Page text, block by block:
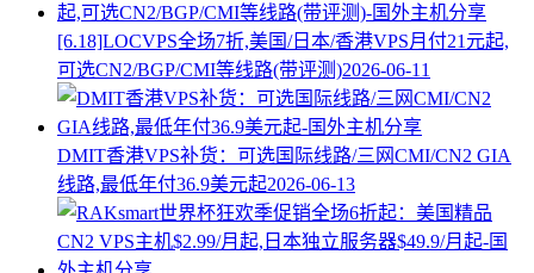
[6.18]LOCVPS全场7折,美国/日本/香港VPS月付21元起,
可选CN2/BGP/CMI等线路(带评测)2026-06-11
DMIT香港VPS补货：可选国际线路/三网CMI/CN2 GIA
线路,最低年付36.9美元起2026-06-13